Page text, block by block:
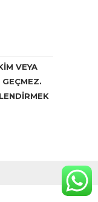
VEYA
GEÇMEZ.